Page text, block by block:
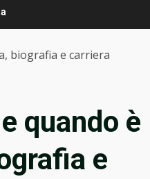
biografia e carriera
quando è
e